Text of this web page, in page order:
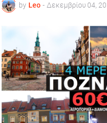
by Leo - Δεκεμβρίου 04,